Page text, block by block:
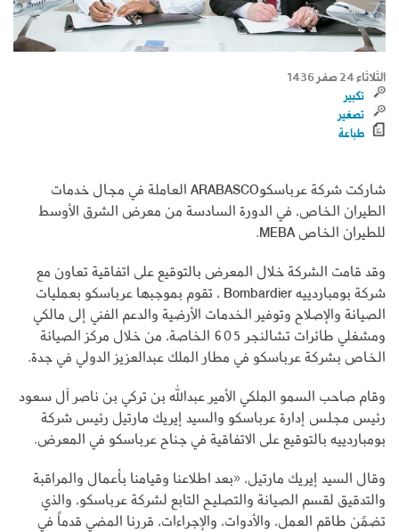
الثلاثاء 24 صفر 1436
تكبير
تصغير
طباعة
شاركت شركة عرباسكوARABASCO العاملة في مجال خدمات
الطيران الخاص، في الدورة السادسة من معرض الشرق الأوسط
للطيران الخاص MEBA.
وقد قامت الشركة خلال المعرض بالتوقيع على اتفاقية تعاون مع
شركة بومباردييه Bombardier ، تقوم بموجبها عرباسكو بعمليات
الصيانة والإصلاح وتوفير الخدمات الأرضية والدعم الفني إلى مالكي
ومشغلي طائرات تشالنجر 605 الخاصة، من خلال مركز الصيانة
الخاص بشركة عرباسكو في مطار الملك عبدالعزيز الدولي في جدة.
وقام صاحب السمو الملكي الأمير عبدالله بن تركي بن ناصر آل سعود
رئيس مجلس إدارة عرباسكو والسيد إيريك مارتيل رئيس شركة
بومباردييه بالتوقيع على الاتفاقية في جناح عرباسكو في المعرض.
وقال السيد إيريك مارتيل، «بعد اطلاعنا وقيامنا بأعمال والمراقبة
والتدقيق لقسم الصيانة والتصليح التابع لشركة عرباسكو، والذي
تضمًن طاقم العمل، والأدوات، والإجراءات، قررنا المضي قدماً في